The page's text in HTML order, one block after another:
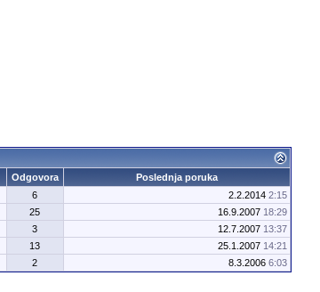
Odgovora
Poslednja poruka
6 2.2.2014 2:15
25 16.9.2007 18:29
3 12.7.2007 13:37
13 25.1.2007 14:21
2 8.3.2006 6:03